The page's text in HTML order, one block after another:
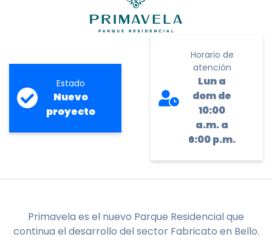
Estado
Nuevo
proyecto
Horario de
atención
Lun a
dom de
10:00
a.m. a
6:00 p.m.
Primavela es el nuevo Parque Residencial que
continua el desarrollo del sector Fabricato en Bello.